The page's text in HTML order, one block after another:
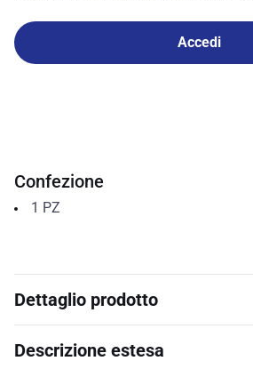
Accedi
Confezione
1 PZ
Dettaglio prodotto
Descrizione estesa